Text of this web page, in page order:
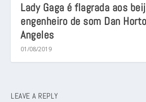
Lady Gaga é flagrada aos
engenheiro de som Dan
Angeles
01/08/2019
LEAVE A REPLY